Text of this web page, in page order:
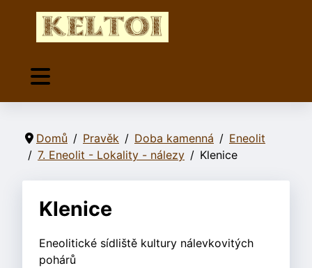
Domů Pravěk Doba kamenná
Eneolit
7. Eneolit - Lokality - nálezy
Klenice
Klenice
Eneolitické sídliště kultury nálevkovitých
pohárů